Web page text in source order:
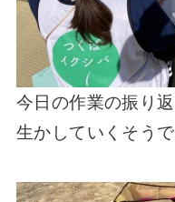
今日の作業の振り
生かしていくそうで